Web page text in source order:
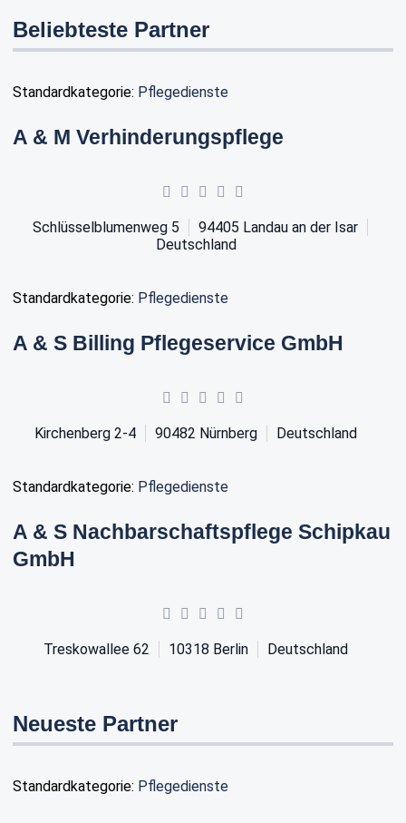
Beliebteste Partner
Standardkategorie: Pflegedienste
A & M Verhinderungspflege
Schlüsselblumenweg 5 94405 Landau an der Isar
Deutschland
Standardkategorie: Pflegedienste
A & S Billing Pflegeservice GmbH
Kirchenberg 2-4 90482 Nürnberg Deutschland
Standardkategorie: Pflegedienste
A & S Nachbarschaftspflege Schipkau
GmbH
Treskowallee 62 10318 Berlin Deutschland
Neueste Partner
Standardkategorie: Pflegedienste